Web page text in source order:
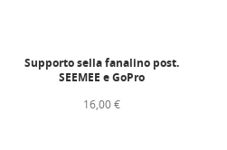
Supporto sella fanalino post.
SEEMEE e GoPro
16,00 €